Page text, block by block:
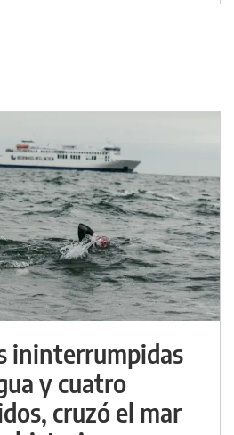
ininterrumpidas
y cuatro
cruzó el mar